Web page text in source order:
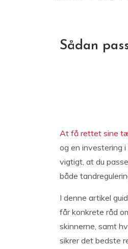
Sådan
At få rettet sine
og en investering
vigtigt, at du
både
I denne artikel
får konkrete råd
skinnerne, samt
sikrer det bedste